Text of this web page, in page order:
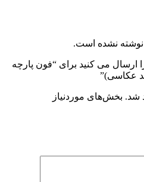
نوشته نشده است.
ارسال می کنید برای “فون پارچه
شد. بخش‌های موردنیاز